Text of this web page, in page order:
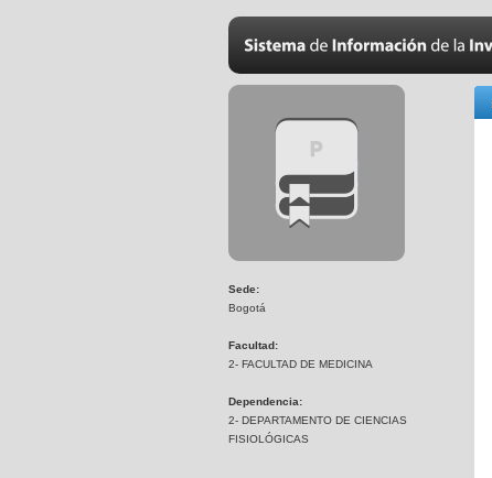
Sede:
Bogotá
Facultad:
2- FACULTAD DE MEDICINA
Dependencia:
2- DEPARTAMENTO DE CIENCIAS
FISIOLÓGICAS